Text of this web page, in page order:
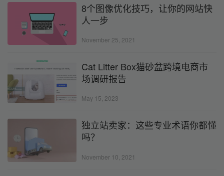
8个图像优化技巧，让你的网站快
人一步
November 25, 2021
Cat Litter Box猫砂盆跨境电商市
场调研报告
May 15, 2023
独立站卖家：这些专业术语你都懂
吗？
November 10, 2021